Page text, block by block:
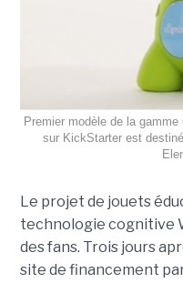
Premier modèle de la
sur KickStarter est
Le projet de jouets
technologie cognitive
des fans. Trois jours
site de financement